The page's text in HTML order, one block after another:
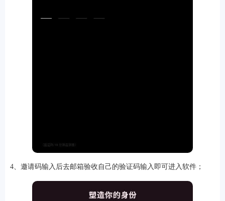
4、邀请码输入后去邮箱验收自己的验证码输入即可进入软件；